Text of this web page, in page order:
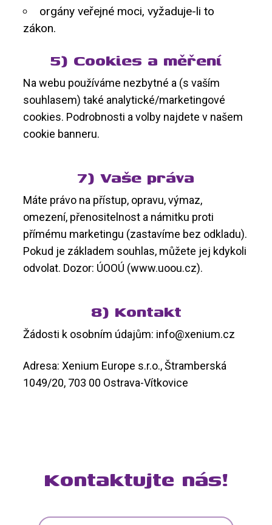
orgány veřejné moci, vyžaduje-li to
zákon.
5) Cookies a měření
Na webu používáme nezbytné a (s vaším
souhlasem) také analytické/marketingové
cookies. Podrobnosti a volby najdete v našem
cookie banneru.
7) Vaše práva
Máte právo na přístup, opravu, výmaz,
omezení, přenositelnost a námitku proti
přímému marketingu (zastavíme bez odkladu).
Pokud je základem souhlas, můžete jej kdykoli
odvolat. Dozor: ÚOOÚ (www.uoou.cz).
8) Kontakt
Žádosti k osobním údajům: info@xenium.cz
Adresa: Xenium Europe s.r.o., Štramberská
1049/20, 703 00 Ostrava-Vítkovice
Kontaktujte nás!